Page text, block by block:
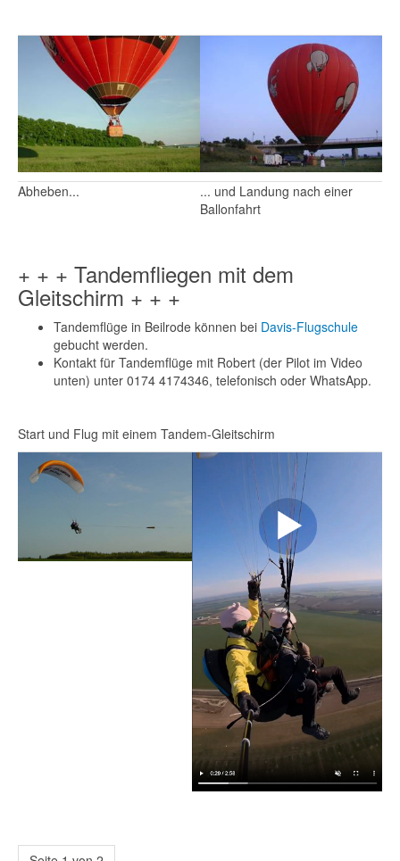
Abheben...
... und Landung nach einer
Ballonfahrt
+ + + Tandemfliegen mit dem
Gleitschirm + + +
Tandemflüge in Beilrode können bei Davis-Flugschule
gebucht werden.
Kontakt für Tandemflüge mit Robert (der Pilot im Video
unten) unter 0174 4174346, telefonisch oder WhatsApp.
Start und Flug mit einem Tandem-Gleitschirm